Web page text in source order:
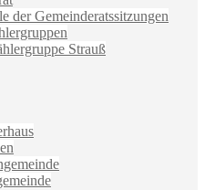
der Gemeinderatssitzungen
Strauß